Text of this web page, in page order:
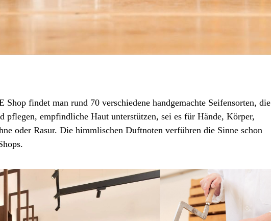
findet man rund 70 verschiedene handgemachte Seifensorten, die
pflegen, empfindliche Haut unterstützen, sei es für Hände, Körper,
oder Rasur. Die himmlischen Duftnoten verführen die Sinne schon